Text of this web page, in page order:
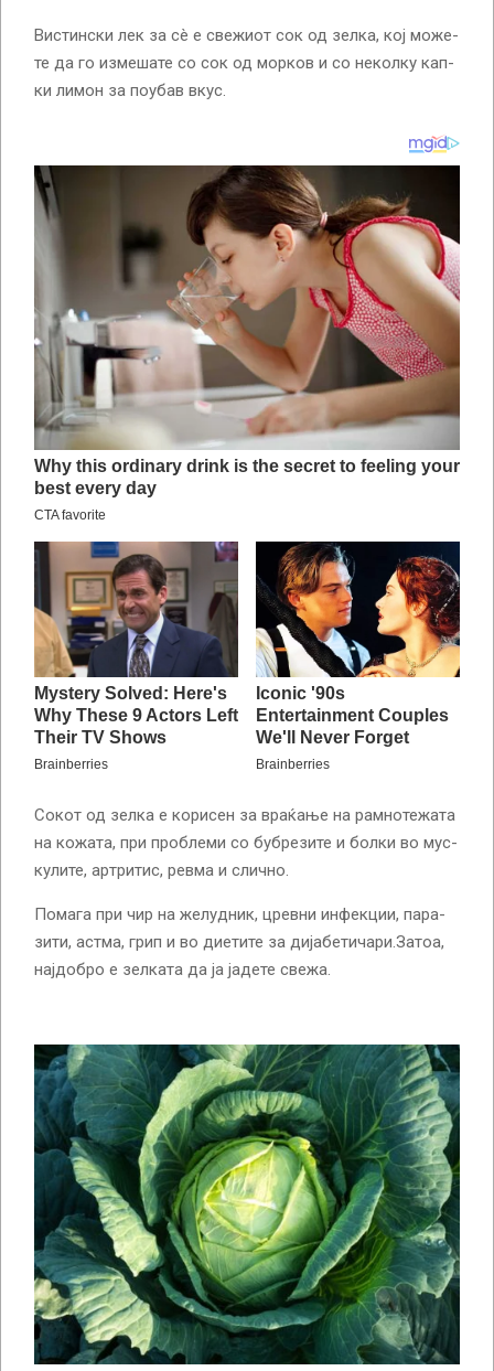
Вис­тин­ски­ лек за сè е све­жи­от сок од зел­ка, кој мо­же­
те да го из­ме­ша­те со сок од мор­ков и со не­кол­ку кап­
ки ли­мон за по­у­бав вкус.
Со­кот од зел­ка е ко­ри­сен за вра­ќа­ње на рам­но­те­жа­та
на ко­жа­та, при проб­ле­ми со буб­ре­зи­те и бол­ки во мус­
ку­ли­те, ар­три­тис, рев­ма и слич­но.
По­ма­га при чир на же­луд­ник, црев­ни ин­фек­ции, па­ра­
зи­ти, ас­тма, грип и во ди­е­ти­те за ди­ја­бе­ти­ча­ри.За­тоа,
нај­доб­ро е зел­ка­та да ја ја­де­те све­жа.